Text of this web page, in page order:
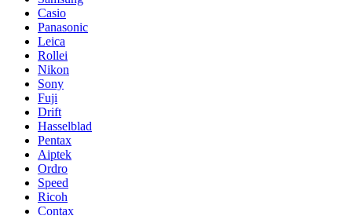
Casio
Panasonic
Leica
Rollei
Nikon
Sony
Fuji
Drift
Hasselblad
Pentax
Aiptek
Ordro
Speed
Ricoh
Contax